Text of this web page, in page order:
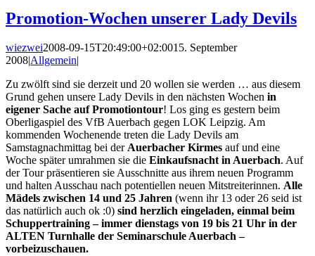
Promotion-Wochen unserer Lady Devils
wiezwei2008-09-15T20:49:00+02:0015. September
2008|Allgemein|
Zu zwölft sind sie derzeit und 20 wollen sie werden … aus diesem
Grund gehen unsere Lady Devils in den nächsten Wochen in
eigener Sache auf Promotiontour! Los ging es gestern beim
Oberligaspiel des VfB Auerbach gegen LOK Leipzig. Am
kommenden Wochenende treten die Lady Devils am
Samstagnachmittag bei derAuerbacher Kirmes auf und eine
Woche später umrahmen sie die Einkaufsnacht in Auerbach. Auf
der Tour präsentieren sie Ausschnitte aus ihrem neuen Programm
und halten Ausschau nach potentiellen neuen Mitstreiterinnen. Alle
Mädels zwischen 14 und 25 Jahren (wenn ihr 13 oder 26 seid ist
das natürlich auch ok :0) sind herzlich eingeladen, einmal beim
Schuppertraining – immer dienstags von 19 bis 21 Uhr in der
ALTEN Turnhalle der Seminarschule Auerbach –
vorbeizuschauen.